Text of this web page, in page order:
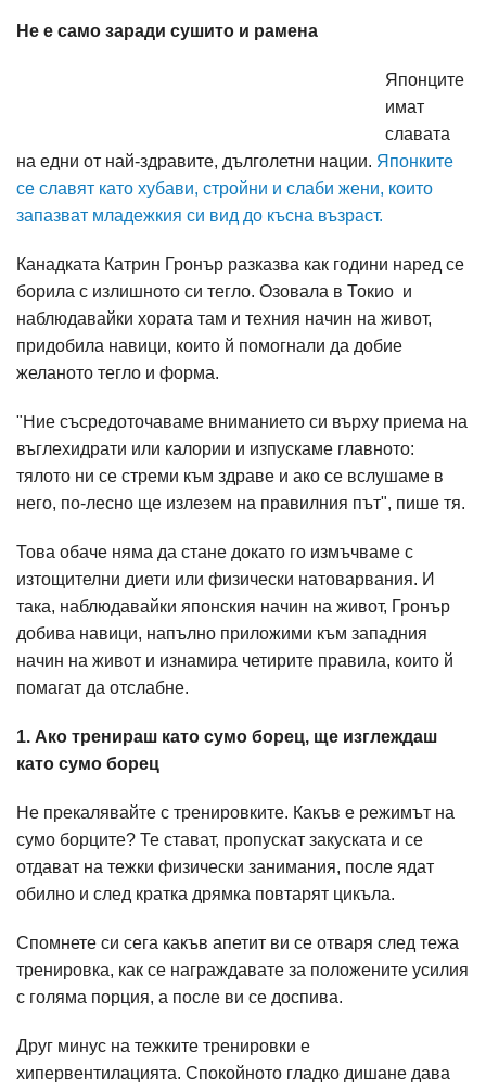
Не е само заради сушито и рамена
Японците
имат
славата
на едни от най-здравите, дълголетни нации. Японките
се славят като хубави, стройни и слаби жени, които
запазват младежкия си вид до късна възраст.
Канадката Катрин Гронър разказва как години наред се
борила с излишното си тегло. Озовала в Токио и
наблюдавайки хората там и техния начин на живот,
придобила навици, които й помогнали да добие
желаното тегло и форма.
"Ние съсредоточаваме вниманието си върху приема на
въглехидрати или калории и изпускаме главното:
тялото ни се стреми към здраве и ако се вслушаме в
него, по-лесно ще излезем на правилния път", пише тя.
Това обаче няма да стане докато го измъчваме с
изтощителни диети или физически натоварвания. И
така, наблюдавайки японския начин на живот, Гронър
добива навици, напълно приложими към западния
начин на живот и изнамира четирите правила, които й
помагат да отслабне.
1. Ако тренираш като сумо борец, ще изглеждаш
като сумо борец
Не прекалявайте с тренировките. Какъв е режимът на
сумо борците? Те стават, пропускат закуската и се
отдават на тежки физически занимания, после ядат
обилно и след кратка дрямка повтарят цикъла.
Спомнете си сега какъв апетит ви се отваря след тежа
тренировка, как се награждавате за положените усилия
с голяма порция, а после ви се доспива.
Друг минус на тежките тренировки е
хипервентилацията. Спокойното гладко дишане дава